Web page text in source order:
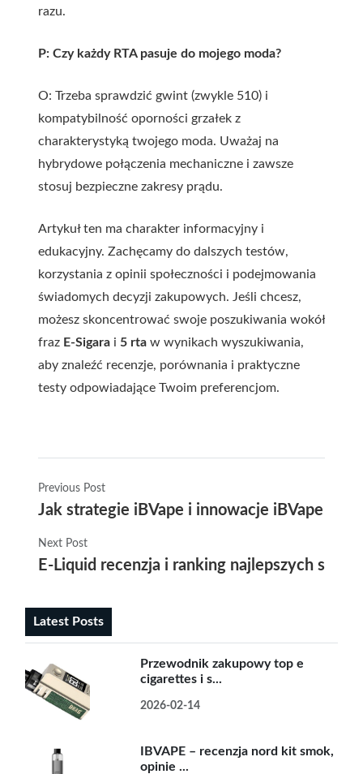
razu.
P: Czy każdy RTA pasuje do mojego moda?
O: Trzeba sprawdzić gwint (zwykle 510) i
kompatybilność oporności grzałek z
charakterystyką twojego moda. Uważaj na
hybrydowe połączenia mechaniczne i zawsze
stosuj bezpieczne zakresy prądu.
Artykuł ten ma charakter informacyjny i
edukacyjny. Zachęcamy do dalszych testów,
korzystania z opinii społeczności i podejmowania
świadomych decyzji zakupowych. Jeśli chcesz,
możesz skoncentrować swoje poszukiwania wokół
fraz E-Sigara i 5 rta w wynikach wyszukiwania,
aby znaleźć recenzje, porównania i praktyczne
testy odpowiadające Twoim preferencjom.
Previous Post
Jak strategie iBVape i innowacje iBVape
Next Post
E-Liquid recenzja i ranking najlepszych
Latest Posts
Przewodnik zakupowy top e
cigarettes i s...
2026-02-14
IBVAPE – recenzja nord kit smok,
opinie ...